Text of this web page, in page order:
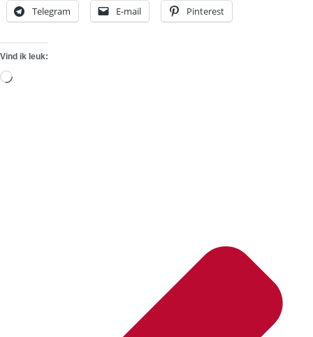
Telegram E-mail Pinterest
Vind ik leuk:
Aan